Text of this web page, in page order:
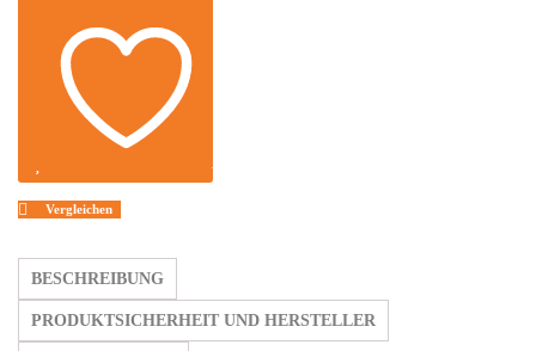
Vergleichen
BESCHREIBUNG
PRODUKTSICHERHEIT UND HERSTELLER